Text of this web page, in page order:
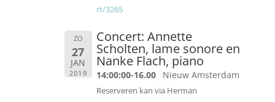
rt/3265
ZO
27
JAN
2019
Concert: Annette
Scholten, lame sonore en
Nanke Flach, piano
14:00:00-16.00 Nieuw Amsterdam
Reserveren kan via Herman